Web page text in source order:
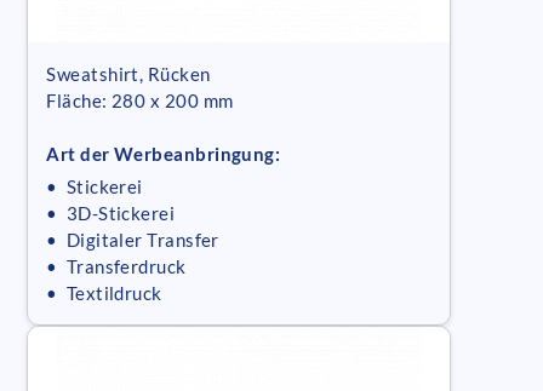
Sweatshirt, Rücken
Fläche: 280 x 200 mm
Art der Werbeanbringung:
• Stickerei
• 3D-Stickerei
• Digitaler Transfer
• Transferdruck
• Textildruck